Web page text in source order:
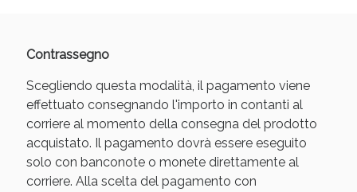
Contrassegno
Scegliendo questa modalità, il pagamento viene
effettuato consegnando l'importo in contanti al
corriere al momento della consegna del prodotto
acquistato. Il pagamento dovrà essere eseguito
solo con banconote o monete direttamente al
corriere. Alla scelta del pagamento con